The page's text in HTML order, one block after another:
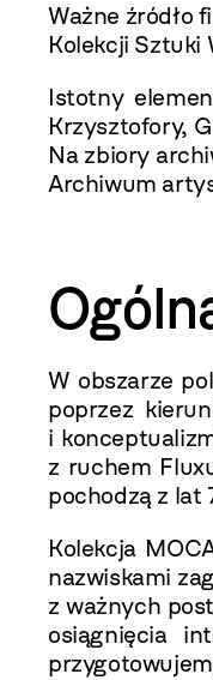
Ważne źródło
Kolekcji Sztuki
Istotny
Krzysztofory,
Na zbiory
Archiwum
W obszarze
poprzez
i
z ruchem
pochodzą z lat
Kolekcja
nazwiskami
z ważnych
osiągnięcia